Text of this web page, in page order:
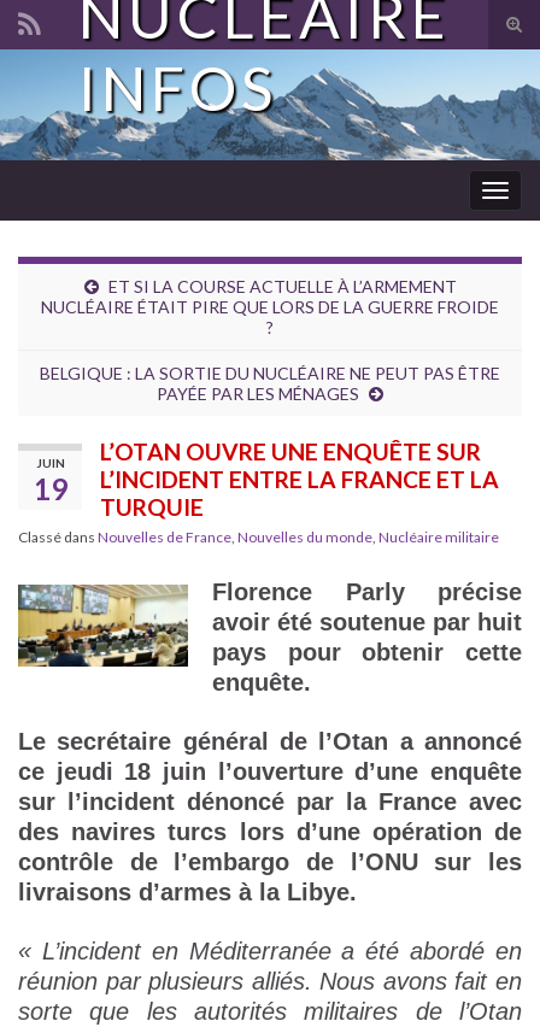
Search for:
NUCLÉAIRE
INFOS
ET SI LA COURSE ACTUELLE À L’ARMEMENT
NUCLÉAIRE ÉTAIT PIRE QUE LORS DE LA GUERRE FROIDE
?
BELGIQUE : LA SORTIE DU NUCLÉAIRE NE PEUT PAS ÊTRE
PAYÉE PAR LES MÉNAGES
JUIN
19
L’OTAN OUVRE UNE ENQUÊTE SUR
L’INCIDENT ENTRE LA FRANCE ET LA
TURQUIE
Classé dans Nouvelles de France, Nouvelles du monde, Nucléaire militaire
Florence Parly précise
avoir été soutenue par huit
pays pour obtenir cette
enquête.
Le secrétaire général de l’Otan a annoncé
ce jeudi 18 juin l’ouverture d’une enquête
sur l’incident dénoncé par la France avec
des navires turcs lors d’une opération de
contrôle de l’embargo de l’ONU sur les
livraisons d’armes à la Libye.
« L’incident en Méditerranée a été abordé en
réunion par plusieurs alliés. Nous avons fait en
sorte que les autorités militaires de l’Otan